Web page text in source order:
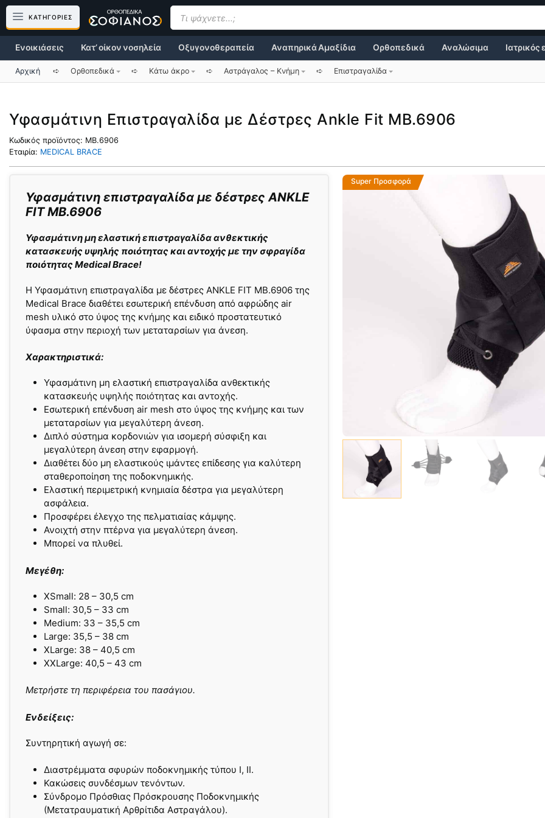
Μετάβαση
περιεχόμενο
ΚΑΤΗΓΟΡΙΕΣ
Products
search
Κατ’ οίκον νοσηλεία Οξυγονοθεραπεία Αναπηρικά Αμαξίδια
Ενοικιάσεις Ορθοπεδικά Αναλώσιμα Ιατρικός
Αρχική ➪ Ορθοπεδικά ➪ Κάτω άκρο ➪ Αστράγαλος – Κνήμη ➪ Επιστραγαλίδα
Υφασμάτινη Επιστραγαλίδα με Δέστρες Ankle Fit MB.6906
Κωδικός προϊόντος: MB.6906
Εταιρία: MEDICAL BRACE
Υφασμάτινη επιστραγαλίδα με δέστρες ANKLE
FIT MB.6906
Υφασμάτινη μη ελαστική επιστραγαλίδα ανθεκτικής
κατασκευής υψηλής ποιότητας και αντοχής με την σφραγίδα
ποιότητας Medical Brace!
H Υφασμάτινη επιστραγαλίδα με δέστρες ANKLE FIT MB.6906 της
Medical Brace διαθέτει εσωτερική επένδυση από αφρώδης air
mesh υλικό στο ύψος της κνήμης και ειδικό προστατευτικό
ύφασμα στην περιοχή των μεταταρσίων για άνεση.
Xαρακτηριστικά:
Υφασμάτινη μη ελαστική επιστραγαλίδα ανθεκτικής
κατασκευής υψηλής ποιότητας και αντοχής.
Εσωτερική επένδυση air mesh στο ύψος της κνήμης και των
μεταταρσίων για μεγαλύτερη άνεση.
Διπλό σύστημα κορδονιών για ισομερή σύσφιξη και
μεγαλύτερη άνεση στην εφαρμογή.
Διαθέτει δύο μη ελαστικούς ιμάντες επίδεσης για καλύτερη
σταθεροποίηση της ποδοκνημικής.
Ελαστική περιμετρική κνημιαία δέστρα για μεγαλύτερη
ασφάλεια.
Προσφέρει έλεγχο της πελματιαίας κάμψης.
Ανοιχτή στην πτέρνα για μεγαλύτερη άνεση.
Μπορεί να πλυθεί.
Μεγέθη:
XSmall: 28 – 30,5 cm
Small: 30,5 – 33 cm
Medium: 33 – 35,5 cm
Large: 35,5 – 38 cm
XLarge: 38 – 40,5 cm
XXLarge: 40,5 – 43 cm
Μετρήστε τη περιφέρεια του πασάγιου.
Ενδείξεις:
Συντηρητική αγωγή σε:
Διαστρέμματα σφυρών ποδοκνημικής τύπου Ι, ΙΙ.
Κακώσεις συνδέσμων τενόντων.
Σύνδρομο Πρόσθιας Πρόσκρουσης Ποδοκνημικής
(Μετατραυματική Αρθρίτιδα Αστραγάλου).
Super Προσφορά